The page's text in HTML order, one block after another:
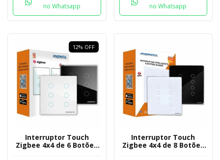
no Whatsapp
no Whatsapp
12% OFF
Interruptor Touch
Zigbee 4x4 de 6 Botões
Interruptor Touch
Zigbee 4x4 de 8 Botões